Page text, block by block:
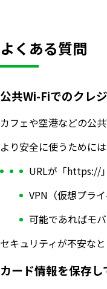
よくある質問
公共Wi-Fiでのクレ
カフェや空港などの公
より安全に使うために
URLが「https://
VPN（仮想プラ
可能であればモ
セキュリティが不安な
カード情報を保存